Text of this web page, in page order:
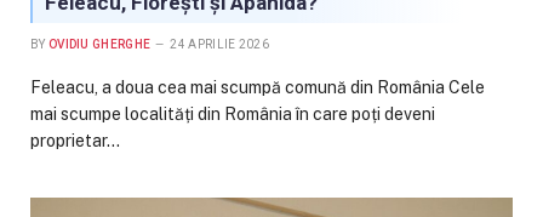
BY OVIDIU GHERGHE 24 APRILIE 2026
Feleacu, a doua cea mai scumpă comună din România Cele
mai scumpe localități din România în care poți deveni
proprietar…